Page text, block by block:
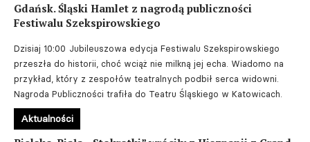
Gdańsk. Śląski Hamlet z nagrodą publiczności
Festiwalu Szekspirowskiego
Dzisiaj 10:00 Jubileuszowa edycja Festiwalu Szekspirowskiego
przeszła do historii, choć wciąż nie milkną jej echa. Wiadomo na
przykład, który z zespołów teatralnych podbił serca widowni.
Nagroda Publiczności trafiła do Teatru Śląskiego w Katowicach.
Aktualności